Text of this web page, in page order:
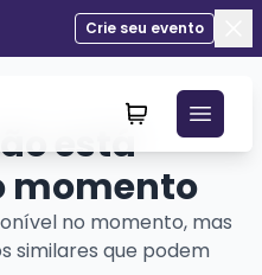
Crie seu evento
está
momento
no momento, mas
similares que podem